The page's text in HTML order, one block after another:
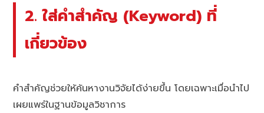
2. ใส่คำสำคัญ (Keyword) ที่
เกี่ยวข้อง
คำสำคัญช่วยให้ค้นหางานวิจัยได้ง่ายขึ้น โดยเฉพาะเมื่อนำไป
เผยแพร่ในฐานข้อมูลวิชาการ